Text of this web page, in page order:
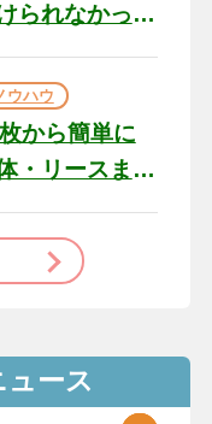
られなかっ
ウハウ
から簡単に
・リースま
ュース